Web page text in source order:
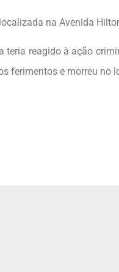
na Avenida
teria reagido à ação
ferimentos e morreu no